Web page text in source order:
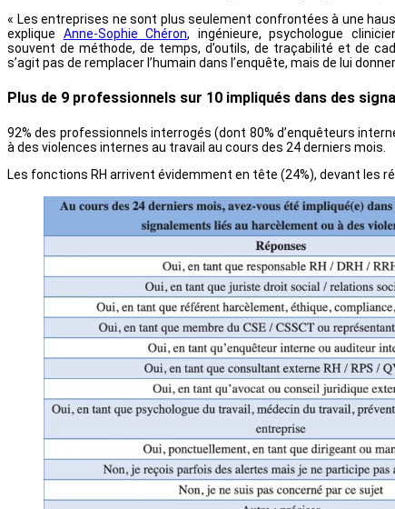
« Les entreprises ne sont plus seulement confrontées à une
explique Anne-Sophie Chéron, ingénieure, psychologue
souvent de méthode, de temps, d’outils, de traçabilité et de
s’agit pas de remplacer l’humain dans l’enquête, mais de lui
Plus de 9 professionnels sur 10 impliqués dans des
92% des professionnels interrogés (dont 80% d’enquêteurs
à des violences internes au travail au cours des 24 derniers mois.
Les fonctions RH arrivent évidemment en tête (24%), devant les